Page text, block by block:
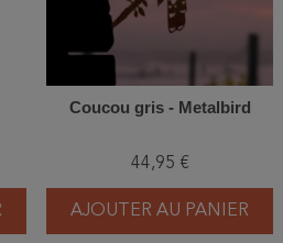
Coucou gris - Metalbird
44,95 €
AJOUTER AU PANIER